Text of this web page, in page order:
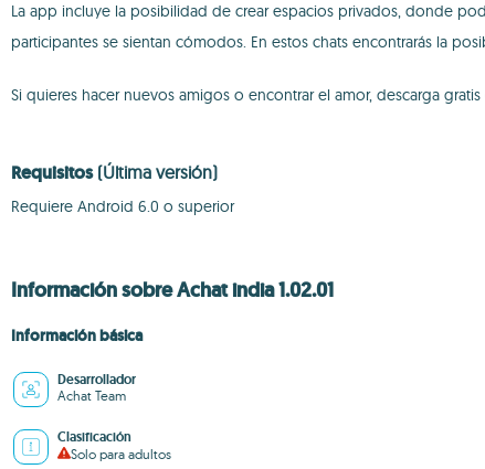
La app incluye la posibilidad de crear espacios privados, donde
participantes se sientan cómodos. En estos chats encontrarás la
Si quieres hacer nuevos amigos o encontrar el amor, descarga
Requisitos (Última versión)
Requiere Android 6.0 o superior
Información sobre Achat india 1.02.01
Información básica
Desarrollador
Achat Team
Clasificación
Solo para adultos